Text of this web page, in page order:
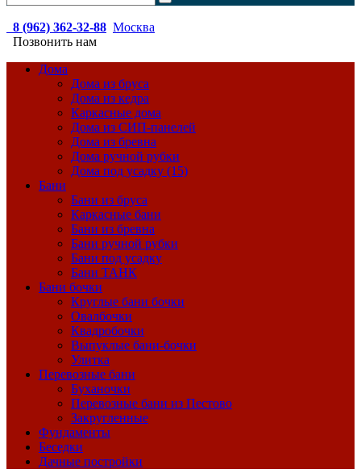
8 (962) 362-32-88 Москва
Позвонить нам
Дома
Дома из бруса
Дома из кедра
Каркасные дома
Дома из СИП-панелей
Дома из бревна
Дома ручной рубки
Дома под усадку (15)
Бани
Бани из бруса
Каркасные бани
Бани из бревна
Бани ручной рубки
Бани под усадку
Бани ТАНК
Бани бочки
Круглые бани бочки
Овалбочки
Квадробочки
Выпуклые бани-бочки
Улитка
Перевозные бани
Буханочки
Перевозные бани из Пестово
Закругленные
Фундаменты
Беседки
Дачные постройки